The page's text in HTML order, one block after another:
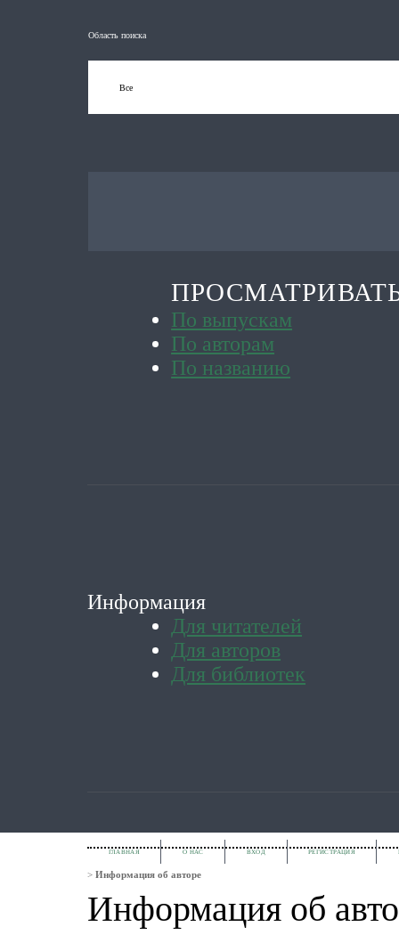
Область поиска
По выпускам
По авторам
По названию
Информация
Для читателей
Для авторов
Для библиотек
ГЛАВНАЯ О НАС ВХОД РЕГИСТРАЦИЯ
> Информация об авторе
Информация об